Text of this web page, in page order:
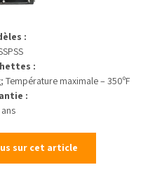
:
:
maximale – 350ºF
:
sur cet article